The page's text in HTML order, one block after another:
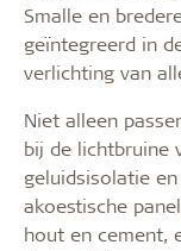
Smalle en
geïntegreerd in
verlichting van
Niet alleen
bij de lichtbruine
geluidsisolatie
akoestische
hout en cement,